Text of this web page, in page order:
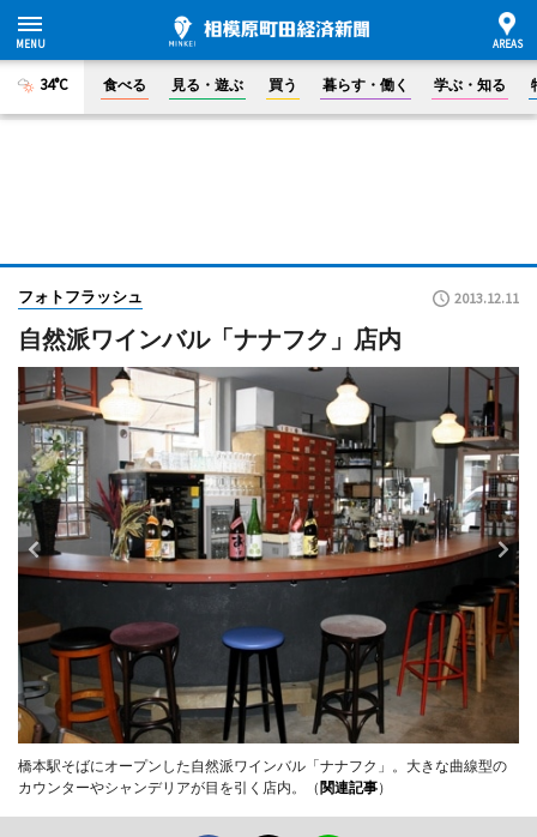
34°C 食べる 見る・遊ぶ 買う 暮らす・働く 学ぶ・知る
フォトフラッシュ 2013.12.11
自然派ワインバル「ナナフク」店内
橋本駅そばにオープンした自然派ワインバル「ナナフク」。大きな曲線型の
カウンターやシャンデリアが目を引く店内。（関連記事）